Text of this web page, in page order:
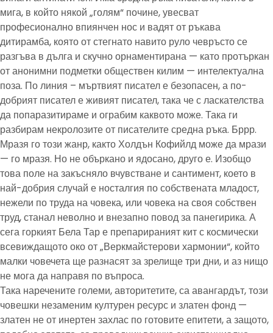
мига, в който някой „голям“ почине, увесват
професионално впиянчен нос и вадят от ръкава
дитирамба, която от стегнато навито руло чевръсто се
разгъва в дълга и скучно орнаментирана — като протъркан
от анонимни подметки обществен килим — интелектуална
поза. По линия – мъртвият писател е безопасен, а по-
добрият писател е живият писател, така че с ласкателства
да попаразитираме и ограбим каквото може. Така ги
разбирам некролозите от писателите средна ръка. Бррр.
Мразя го този жанр, както Холдън Кофийлд може да мрази
— го мразя. Но не объркано и ядосано, друго е. Изобщо
това поле на закъсняло вчувстване и сантимент, което в
най-добрия случай е носталгия по собствената младост,
нежели по труда на човека, или човека на своя собствен
труд, станал неволно и внезапно повод за панегирика. А
сега горкият Бела Тар е препарираният кит с космически
всевиждащото око от „Веркмайстерови хармонии“, който
малки човечета ще разнасят за зрелище три дни, и аз нищо
не мога да направя по въпроса.
Така наречените големи, авторитетите, са авангардът, този
човешки незаменим културен ресурс и златен фонд —
златен не от инертен захлас по готовите епитети, а защото,